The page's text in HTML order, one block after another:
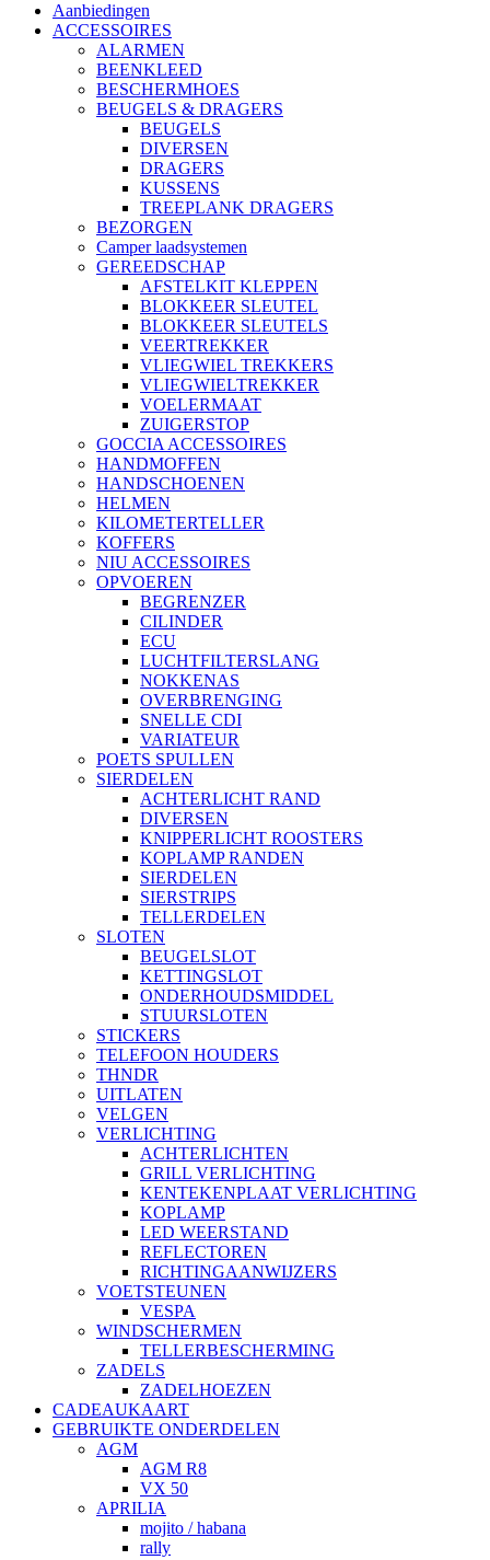
Aanbiedingen
ACCESSOIRES
ALARMEN
BEENKLEED
BESCHERMHOES
BEUGELS & DRAGERS
BEUGELS
DIVERSEN
DRAGERS
KUSSENS
TREEPLANK DRAGERS
BEZORGEN
Camper laadsystemen
GEREEDSCHAP
AFSTELKIT KLEPPEN
BLOKKEER SLEUTEL
BLOKKEER SLEUTELS
VEERTREKKER
VLIEGWIEL TREKKERS
VLIEGWIELTREKKER
VOELERMAAT
ZUIGERSTOP
GOCCIA ACCESSOIRES
HANDMOFFEN
HANDSCHOENEN
HELMEN
KILOMETERTELLER
KOFFERS
NIU ACCESSOIRES
OPVOEREN
BEGRENZER
CILINDER
ECU
LUCHTFILTERSLANG
NOKKENAS
OVERBRENGING
SNELLE CDI
VARIATEUR
POETS SPULLEN
SIERDELEN
ACHTERLICHT RAND
DIVERSEN
KNIPPERLICHT ROOSTERS
KOPLAMP RANDEN
SIERDELEN
SIERSTRIPS
TELLERDELEN
SLOTEN
BEUGELSLOT
KETTINGSLOT
ONDERHOUDSMIDDEL
STUURSLOTEN
STICKERS
TELEFOON HOUDERS
THNDR
UITLATEN
VELGEN
VERLICHTING
ACHTERLICHTEN
GRILL VERLICHTING
KENTEKENPLAAT VERLICHTING
KOPLAMP
LED WEERSTAND
REFLECTOREN
RICHTINGAANWIJZERS
VOETSTEUNEN
VESPA
WINDSCHERMEN
TELLERBESCHERMING
ZADELS
ZADELHOEZEN
CADEAUKAART
GEBRUIKTE ONDERDELEN
AGM
AGM R8
VX 50
APRILIA
mojito / habana
rally